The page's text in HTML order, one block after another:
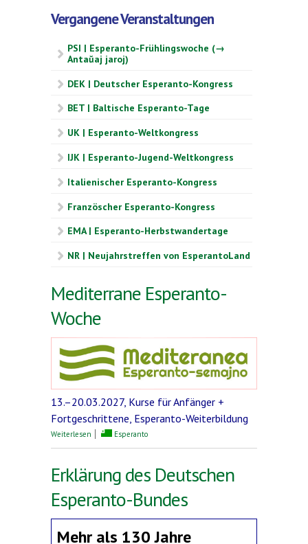
Vergangene Veranstaltungen
PSI | Esperanto-Frühlingswoche (→
Antaŭaj jaroj)
DEK | Deutscher Esperanto-Kongress
BET | Baltische Esperanto-Tage
UK | Esperanto-Weltkongress
IJK | Esperanto-Jugend-Weltkongress
Italienischer Esperanto-Kongress
Französcher Esperanto-Kongress
EMA | Esperanto-Herbstwandertage
NR | Neujahrstreffen von EsperantoLand
Mediterrane Esperanto-
Woche
13.–20.03.2027, Kurse für Anfänger +
Fortgeschrittene, Esperanto-Weiterbildung
Weiterlesen über Mediterrane Esperanto-Woche
Esperanto
Erklärung des Deutschen
Esperanto-Bundes
Mehr als 130 Jahre